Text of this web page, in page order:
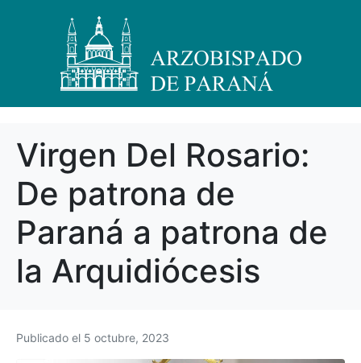
Virgen Del Rosario:
De patrona de
Paraná a patrona de
la Arquidiócesis
Publicado el 5 octubre, 2023